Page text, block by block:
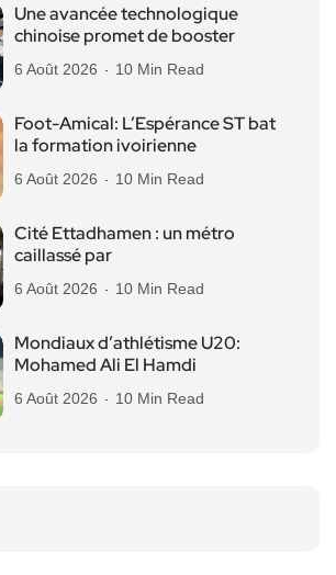
Une avancée technologique
chinoise promet de booster
6 Août 2026 10 Min Read
Foot-Amical: L’Espérance ST bat
la formation ivoirienne
6 Août 2026 10 Min Read
Cité Ettadhamen : un métro
caillassé par
6 Août 2026 10 Min Read
Mondiaux d’athlétisme U20:
Mohamed Ali El Hamdi
6 Août 2026 10 Min Read